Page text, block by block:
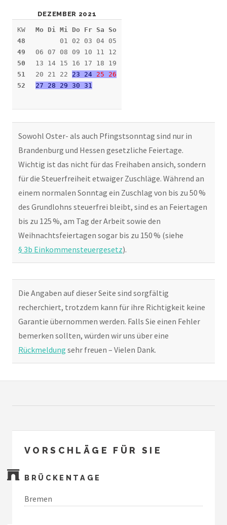
DEZEMBER 2021
KW
48
49
50
51
52
Mo Di Mi Do Fr Sa So
01 02 03 04 05
06 07 08 09 10 11 12
13 14 15 16 17 18 19
20 21 22 23 24 25
26
27 28 29 30 31
Sowohl Oster- als auch Pfingstsonntag sind nur in
Brandenburg und Hessen gesetzliche Feiertage.
Wichtig ist das nicht für das Freihaben ansich, sondern
für die Steuerfreiheit etwaiger Zuschläge. Während an
einem normalen Sonntag ein Zuschlag von bis zu 50 %
des Grundlohns steuerfrei bleibt, sind es an Feiertagen
bis zu 125 %, am Tag der Arbeit sowie den
Weihnachtsfeiertagen sogar bis zu 150 % (siehe
§ 3b Einkommensteuergesetz).
Die Angaben auf dieser Seite sind sorgfältig
recherchiert, trotzdem kann für ihre Richtigkeit keine
Garantie übernommen werden. Falls Sie einen Fehler
bemerken sollten, würden wir uns über eine
Rückmeldung sehr freuen – Vielen Dank.
VORSCHLÄGE FÜR SIE
BRÜCKENTAGE
Bremen